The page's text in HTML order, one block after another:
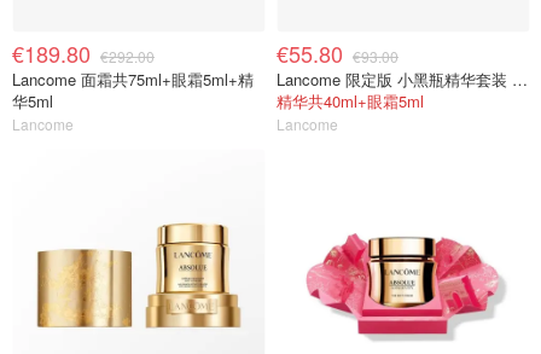
€189.80 €292.00
Lancome 面霜共75ml+眼霜5ml+精
华5ml
Lancome
€55.80 €93.00
Lancome 限定版 小黑瓶精华套装 30ml
精华共40ml+眼霜5ml
Lancome